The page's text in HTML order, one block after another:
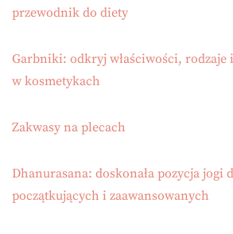
przewodnik do diety
Garbniki: odkryj właściwości, rodzaje
w kosmetykach
Zakwasy na plecach
Dhanurasana: doskonała pozycja jogi
początkujących i zaawansowanych